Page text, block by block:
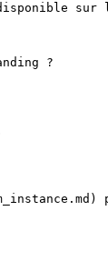
sur
?